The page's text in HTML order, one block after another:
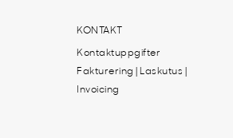
KONTAKT
Kontaktuppgifter
Fakturering | Laskutus |
Invoicing